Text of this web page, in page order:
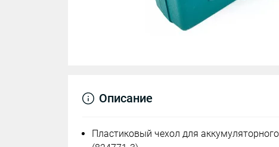
Описание
Пластиковый чехол для